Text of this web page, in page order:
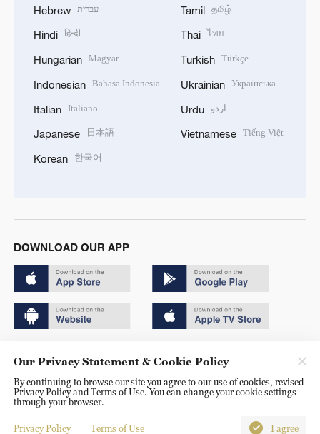
Hebrew עברית
Hindi हिन्दी
Hungarian Magyar
Indonesian Bahasa Indonesia
Italian Italiano
Japanese 日本語
Korean 한국어
Tamil தமிழ்
Thai ไทย
Turkish Türkçe
Ukrainian Українська
Urdu اردو
Vietnamese Tiếng Việt
DOWNLOAD OUR APP
京ICP备20000184号
京公网安备 11010502050052号
Disinformation report hotline: 010-85061466
Our Privacy Statement & Cookie Policy
By continuing to browse our site you agree to our use of cookies, revised
Privacy Policy and Terms of Use. You can change your cookie settings
through your browser.
Privacy Policy Terms of Use I agree